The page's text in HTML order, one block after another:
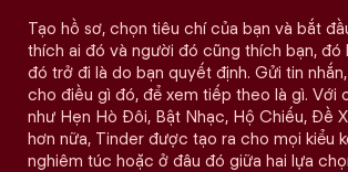
Tạo hồ sơ, chọn tiêu chí của bạn và bắt
thích ai đó và người đó cũng thích bạn, đó
đó trở đi là do bạn quyết định. Gửi tin
cho điều gì đó, để xem tiếp theo là gì. Với
như Hẹn Hò Đôi, Bật Nhạc, Hộ Chiếu, Đề
hơn nữa, Tinder được tạo ra cho mọi kiểu
nghiêm túc hoặc ở đâu đó giữa hai lựa